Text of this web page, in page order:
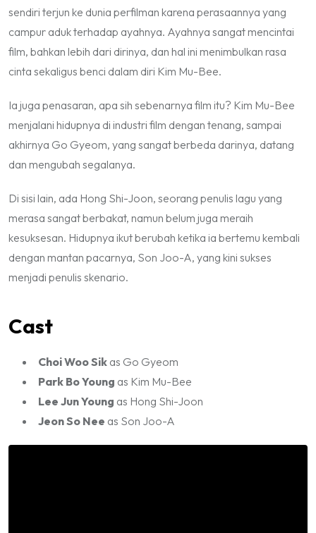
sendiri terjun ke dunia perfilman karena perasaannya yang
campur aduk terhadap ayahnya. Ayahnya sangat mencintai
film, bahkan lebih dari dirinya, dan hal ini menimbulkan rasa
cinta sekaligus benci dalam diri Kim Mu-Bee.
Ia juga penasaran, apa sih sebenarnya film itu? Kim Mu-Bee
menjalani hidupnya di industri film dengan tenang, sampai
akhirnya Go Gyeom, yang sangat berbeda darinya, datang
dan mengubah segalanya.
Di sisi lain, ada Hong Shi-Joon, seorang penulis lagu yang
merasa sangat berbakat, namun belum juga meraih
kesuksesan. Hidupnya ikut berubah ketika ia bertemu kembali
dengan mantan pacarnya, Son Joo-A, yang kini sukses
menjadi penulis skenario.
Cast
Choi Woo Sik as Go Gyeom
Park Bo Young as Kim Mu-Bee
Lee Jun Young as Hong Shi-Joon
Jeon So Nee as Son Joo-A